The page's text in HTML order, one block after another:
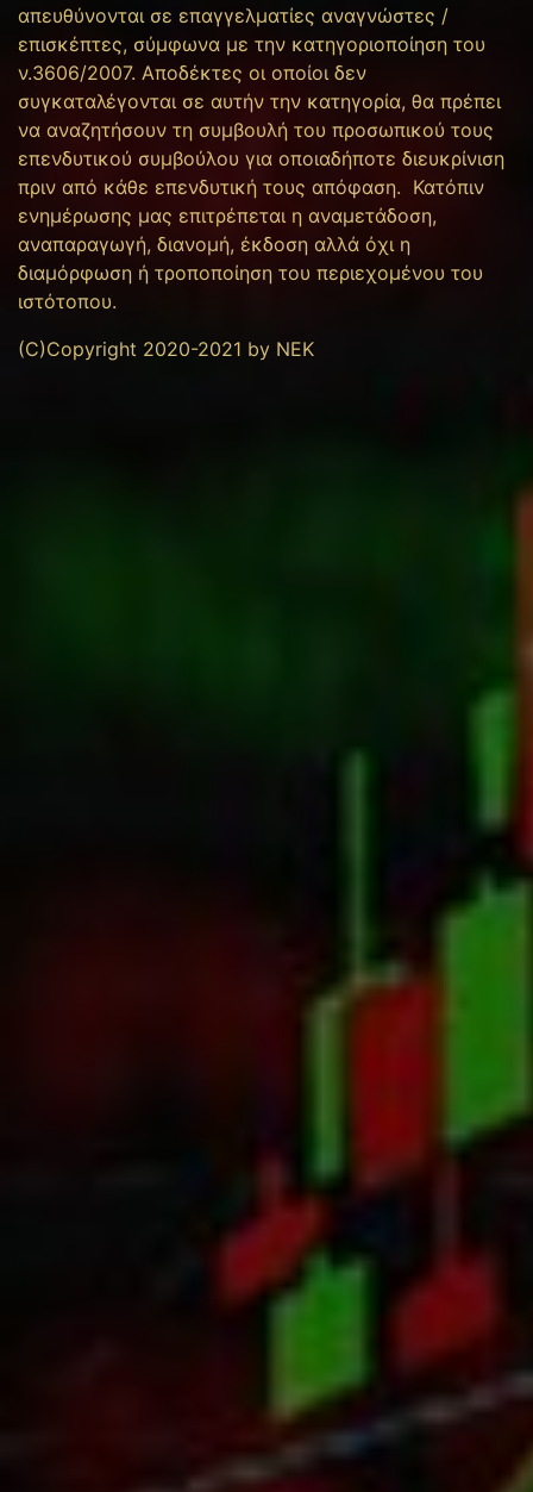
απευθύνονται σε επαγγελματίες αναγνώστες /
επισκέπτες, σύμφωνα με την κατηγοριοποίηση του
ν.3606/2007. Αποδέκτες οι οποίοι δεν
συγκαταλέγονται σε αυτήν την κατηγορία, θα πρέπει
να αναζητήσουν τη συμβουλή του προσωπικού τους
επενδυτικού συμβούλου για οποιαδήποτε διευκρίνιση
πριν από κάθε επενδυτική τους απόφαση. Κατόπιν
ενημέρωσης μας επιτρέπεται η αναμετάδοση,
αναπαραγωγή, διανομή, έκδοση αλλά όχι η
διαμόρφωση ή τροποποίηση του περιεχομένου του
ιστότοπου.
(C)Copyright 2020-2021 by NEK